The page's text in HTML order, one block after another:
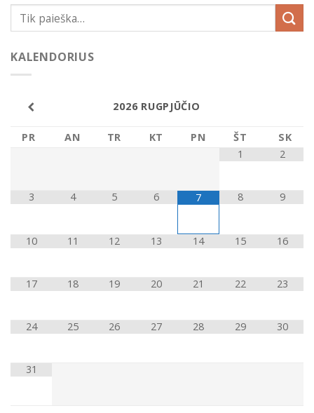
KALENDORIUS
2026 RUGPJŪČIO
PR AN TR KT PN ŠT
SK
1
2
3 4 5 6 7 8 9
10 11 12 13 14 15 16
17 18 19 20 21 22 23
24 25 26 27 28 29 30
31